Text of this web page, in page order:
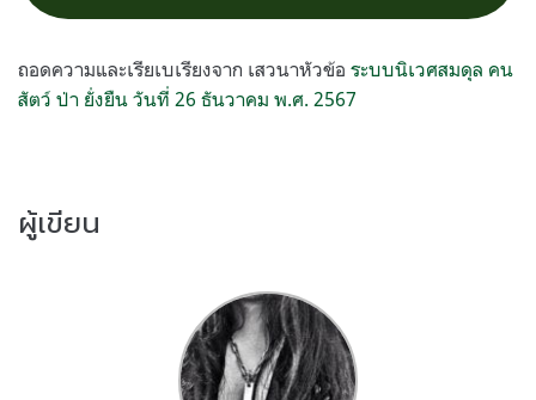
ถอดความและเรียเบเรียงจาก เสวนาหัวข้อ ระบบนิเวศสมดุล คน
สัตว์ ป่า ยั่งยืน วันที่ 26 ธันวาคม พ.ศ. 2567
ผู้เขียน